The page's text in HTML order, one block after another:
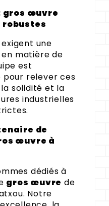
gros œuvre
robustes
une
matière de
est
relever ces
solidité et la
industrielles
de
œuvre à
dédiés à
gros œuvre de
Notre